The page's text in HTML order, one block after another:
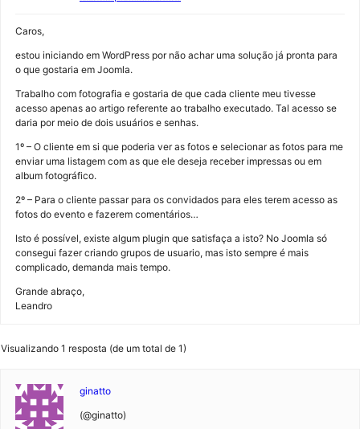
Caros,
estou iniciando em WordPress por não achar uma solução já pronta para
o que gostaria em Joomla.
Trabalho com fotografia e gostaria de que cada cliente meu tivesse
acesso apenas ao artigo referente ao trabalho executado. Tal acesso se
daria por meio de dois usuários e senhas.
1º – O cliente em si que poderia ver as fotos e selecionar as fotos para me
enviar uma listagem com as que ele deseja receber impressas ou em
album fotográfico.
2º – Para o cliente passar para os convidados para eles terem acesso as
fotos do evento e fazerem comentários…
Isto é possível, existe algum plugin que satisfaça a isto? No Joomla só
consegui fazer criando grupos de usuario, mas isto sempre é mais
complicado, demanda mais tempo.
Grande abraço,
Leandro
Visualizando 1 resposta (de um total de 1)
ginatto
(@ginatto)